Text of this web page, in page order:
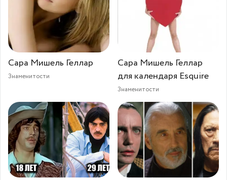
Сара Мишель Геллар
Знаменитости
Сара Мишель Геллар
для календаря Esquire
Знаменитости